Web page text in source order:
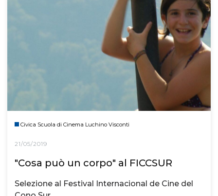
Civica Scuola di Cinema Luchino Visconti
21/05/2019
"Cosa può un corpo" al FICCSUR
Selezione al Festival Internacional de Cine del